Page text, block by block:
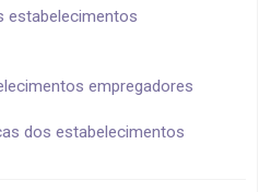
estabelecimentos
empregadores
dos estabelecimentos